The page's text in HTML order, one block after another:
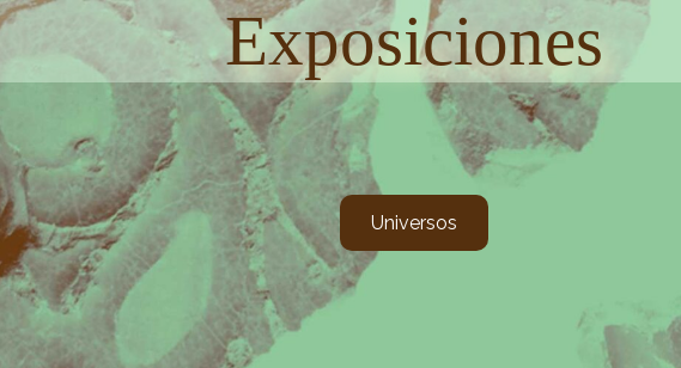
Exposiciones
Universos